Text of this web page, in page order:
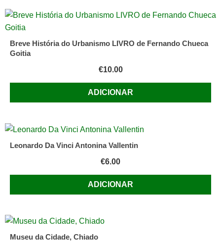
Breve História do Urbanismo LIVRO de Fernando Chueca
Goitia
€10.00
ADICIONAR
Leonardo Da Vinci Antonina Vallentin
€6.00
ADICIONAR
Museu da Cidade, Chiado